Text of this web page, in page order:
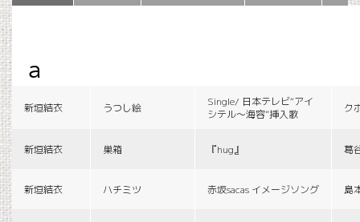
a
新垣結衣 うつし絵
Single/ 日本テレビ“アイ
シテル〜海容”挿入歌
ク
新垣結衣 巣箱 『hug』 葛
新垣結衣 ハチミツ 赤坂sacas イメージソング 島